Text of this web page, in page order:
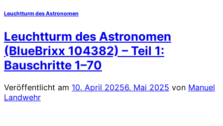
Leuchtturm des Astronomen
Leuchtturm des Astronomen
(BlueBrixx 104382) – Teil 1:
Bauschritte 1–70
Veröffentlicht am 10. April 20256. Mai 2025 von Manuel
Landwehr